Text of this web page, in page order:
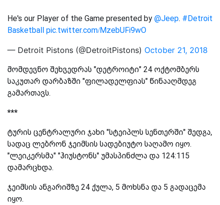
He's our Player of the Game presented by @Jeep. #Detroit
Basketball pic.twitter.com/MzebUFi9wO
— Detroit Pistons (@DetroitPistons) October 21, 2018
მომდევნო შეხვედრას "დეტროიტი" 24 ოქტომბერს
საკუთარ დარბაზში "ფილადელფიას" წინააღმდეგ
გამართავს.
***
ტურის ცენტრალური ჯახი "სტეიპლს სენთერში" შედგა,
სადაც ლებრონ ჯეიმსის სადებიუტო საღამო იყო.
"ლეიკერსმა" "ჰიუსტონს" უმასპინძლა და 124:115
დამარცხდა.
ჯეიმსის ანგარიშზე 24 ქულა, 5 მოხსნა და 5 გადაცემა
იყო.